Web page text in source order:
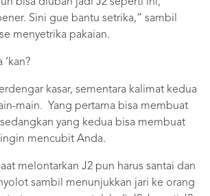
Sini gue bantu setrika,” sambil
menyetrika pakaian.
kasar, sementara kalimat kedua
main. Yang pertama bisa membuat
yang kedua bisa membuat
mencubit Anda.
melontarkan J2 pun harus santai dan
sambil menunjukkan jari ke orang